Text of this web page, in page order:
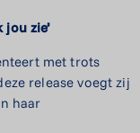
zie’
met trots
release voegt zij
haar